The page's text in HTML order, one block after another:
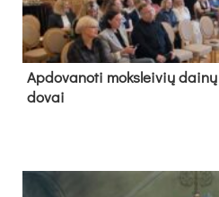
Ap­do­va­no­ti moks­lei­vių
do­vai